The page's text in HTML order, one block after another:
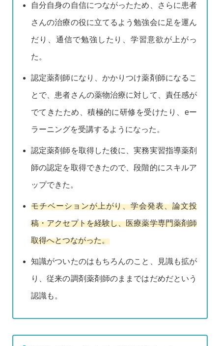
自分自身の自信につながったため、さらに患者
さんの治療の役に立てるよう勉強会に足を運ん
だり、通信で勉強したり、学習意欲が上がっ
た。
認定薬剤師になり、かかりつけ薬剤師になるこ
とで、患者さんの薬物治療に対して、責任感が
でてきたため、積極的に研修を受けたり、eー
ラーニングを受講するようになった。
認定薬剤師を取得した後に、実務実習指導薬剤
師の認定を取得できたので、段階的にスキルア
ップできた。
モチベーションが上がり、学会発表、論文投
稿・アクセプトを経験し、医療薬学専門薬剤師
取得へとつながった。
知識がついたのはもちろんのこと、見識も拡が
り、従来の調剤薬剤師のままではだめだという
認識も。